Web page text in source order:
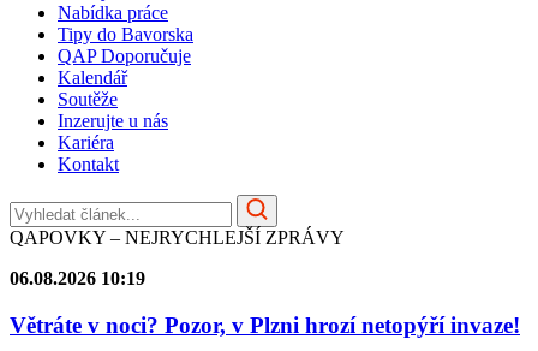
Nabídka práce
Tipy do Bavorska
QAP Doporučuje
Kalendář
Soutěže
Inzerujte u nás
Kariéra
Kontakt
QAPOVKY – NEJRYCHLEJŠÍ ZPRÁVY
06.08.2026 10:19
Větráte v noci? Pozor, v Plzni hrozí netopýří invaze!